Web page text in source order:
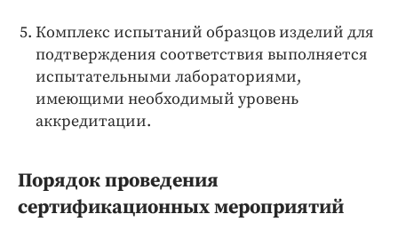
Комплекс испытаний образцов изделий для
подтверждения соответствия выполняется
испытательными лабораториями,
имеющими необходимый уровень
аккредитации.
Порядок проведения
сертификационных мероприятий